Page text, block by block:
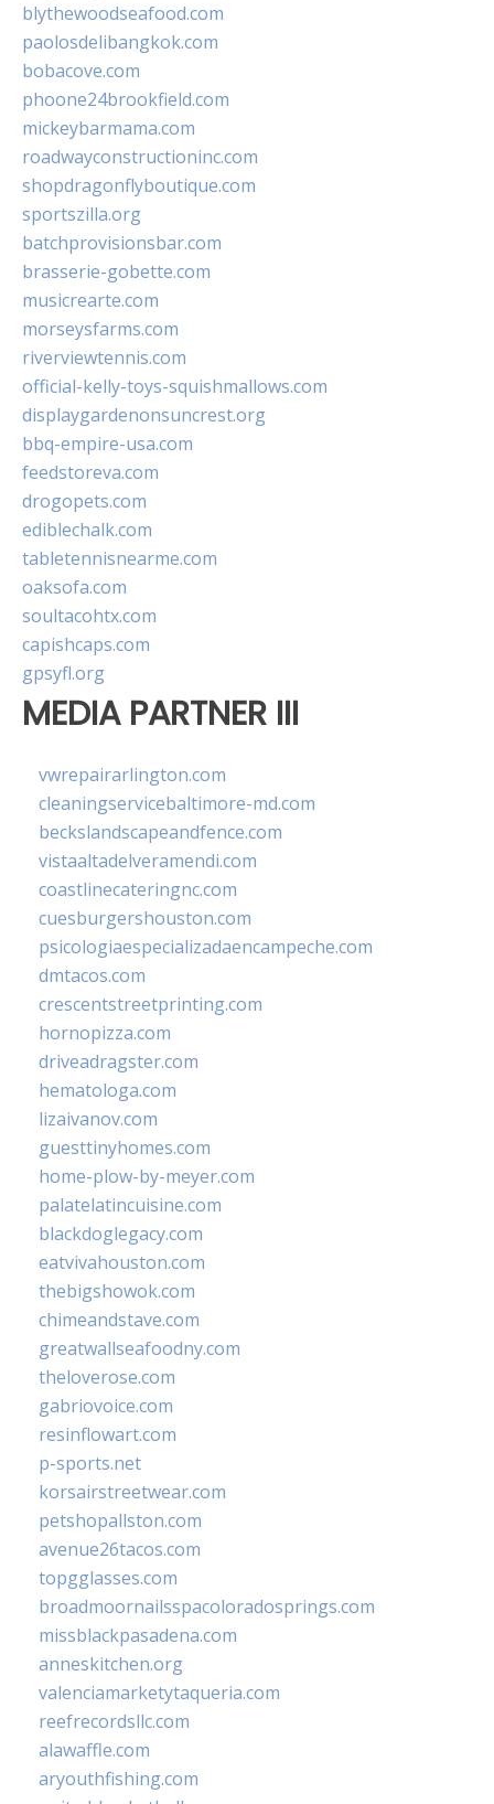
blythewoodseafood.com
paolosdelibangkok.com
bobacove.com
phoone24brookfield.com
mickeybarmama.com
roadwayconstructioninc.com
shopdragonflyboutique.com
sportszilla.org
batchprovisionsbar.com
brasserie-gobette.com
musicrearte.com
morseysfarms.com
riverviewtennis.com
official-kelly-toys-squishmallows.com
displaygardenonsuncrest.org
bbq-empire-usa.com
feedstoreva.com
drogopets.com
ediblechalk.com
tabletennisnearme.com
oaksofa.com
soultacohtx.com
capishcaps.com
gpsyfl.org
MEDIA PARTNER III
vwrepairarlington.com
cleaningservicebaltimore-md.com
beckslandscapeandfence.com
vistaaltadelveramendi.com
coastlinecateringnc.com
cuesburgershouston.com
psicologiaespecializadaencampeche.com
dmtacos.com
crescentstreetprinting.com
hornopizza.com
driveadragster.com
hematologa.com
lizaivanov.com
guesttinyhomes.com
home-plow-by-meyer.com
palatelatincuisine.com
blackdoglegacy.com
eatvivahouston.com
thebigshowok.com
chimeandstave.com
greatwallseafoodny.com
theloverose.com
gabriovoice.com
resinflowart.com
p-sports.net
korsairstreetwear.com
petshopallston.com
avenue26tacos.com
topgglasses.com
broadmoornailsspacoloradosprings.com
missblackpasadena.com
anneskitchen.org
valenciamarketytaqueria.com
reefrecordsllc.com
alawaffle.com
aryouthfishing.com